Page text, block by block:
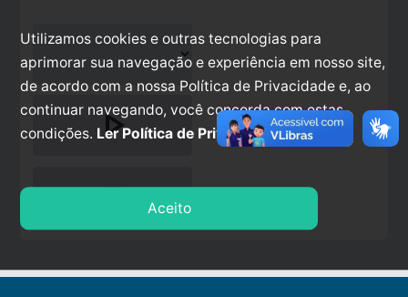
play_arrow
stop
Utilizamos cookies e outras tecnologias para
aprimorar sua navegação e experiência em nosso site,
de acordo com a nossa Política de Privacidade e, ao
continuar navegando, você concorda com estas
condições. Ler Política de Privacidade.
Aceito